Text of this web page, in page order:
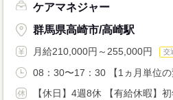
ケアマネジャー
群馬県高崎市/高崎駅
月給210,000円～255,000円 交
08：30〜17：30 【1ヵ月単位の
【休日】4週8休 【有給休暇】初